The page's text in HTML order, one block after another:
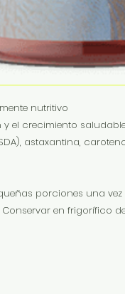
nutritivo
el crecimiento
SDA), astaxantina,
porciones una vez
en frigorífico